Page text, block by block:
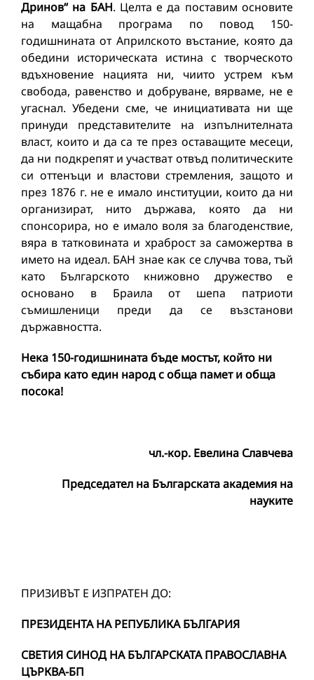
Дринов“ на БАН. Целта е да поставим основите
на мащабна програма по повод 150-
годишнината от Априлското въстание, която да
обедини историческата истина с творческото
вдъхновение нацията ни, чиито устрем към
свобода, равенство и добруване, вярваме, не е
угаснал. Убедени сме, че инициативата ни ще
принуди представителите на изпълнителната
власт, които и да са те през оставащите месеци,
да ни подкрепят и участват отвъд политическите
си оттенъци и властови стремления, защото и
през 1876 г. не е имало институции, които да ни
организират, нито държава, която да ни
спонсорира, но е имало воля за благоденствие,
вяра в татковината и храброст за саможертва в
името на идеал. БАН знае как се случва това, тъй
като Българското книжовно дружество е
основано в Браила от шепа патриоти
съмишленици преди да се възстанови
държавността.
Нека 150-годишнината бъде мостът, който ни
събира като един народ с обща памет и обща
посока!
чл.-кор. Евелина Славчева
Председател на Българската академия на
науките
ПРИЗИВЪТ Е ИЗПРАТЕН ДО:
ПРЕЗИДЕНТА НА РЕПУБЛИКА БЪЛГАРИЯ
СВЕТИЯ СИНОД НА БЪЛГАРСКАТА ПРАВОСЛАВНА
ЦЪРКВА-БП